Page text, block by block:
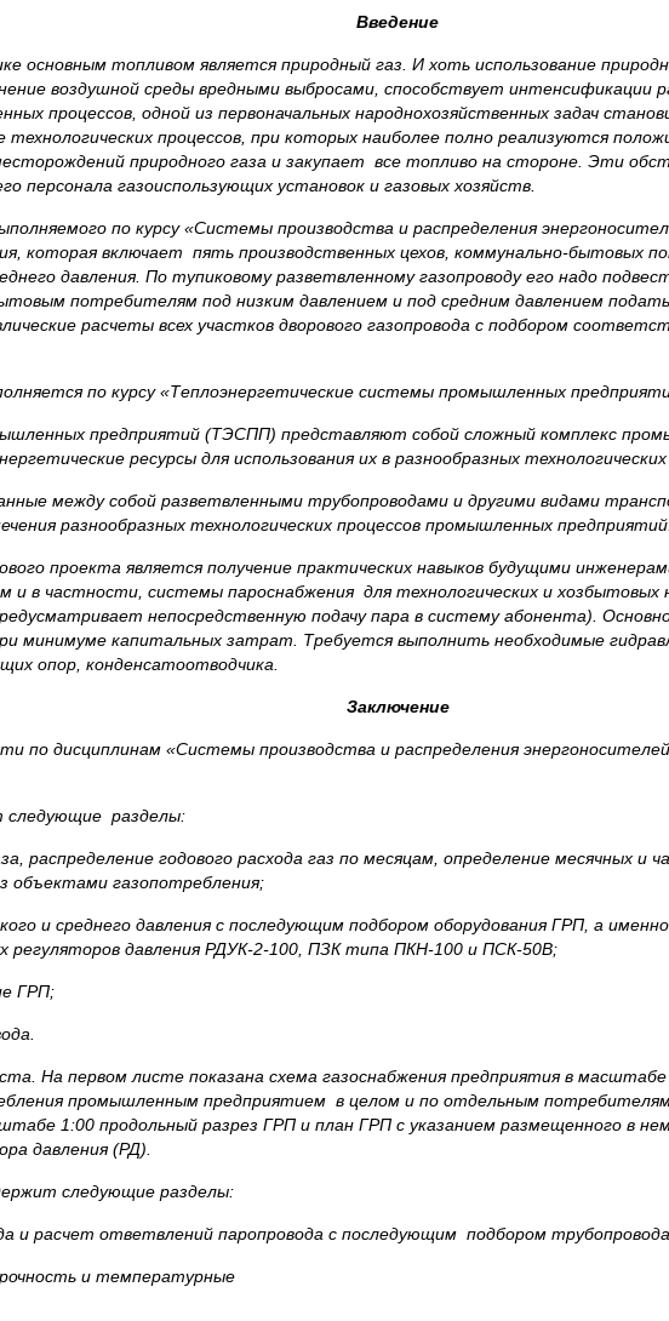
Введение
топливом является природный газ. И хоть использование
воздушной среды вредными выбросами, способствует
процессов, одной из первоначальных народнохозяйственных задач
технологических процессов, при которых наиболее полно реализуются
природного газа и закупает все топливо на стороне. Эти
персонала газоиспользующих установок и газовых хозяйств.
по курсу «Системы производства и распределения
которая включает пять производственных цехов, коммунально-бытовых
давления. По тупиковому разветвленному газопроводу его надо
потребителям под низким давлением и под средним давлением
расчеты всех участков дворового газопровода с подбором
по курсу «Теплоэнергетические системы промышленных
предприятий (ТЭСПП) представляют собой сложный комплекс
ресурсы для использования их в разнообразных технологических
между собой разветвленными трубопроводами и другими видами
разнообразных технологических процессов промышленных предприятий.
проекта является получение практических навыков будущими
и в частности, системы пароснабжения для технологических и
непосредственную подачу пара в систему абонента).
минимуме капитальных затрат. Требуется выполнить необходимые
опор, конденсатоотводчика.
Заключение
по дисциплинам «Системы производства и распределения
следующие разделы:
распределение годового расхода газ по месяцам, определение месячных и
объектами газопотребления;
и среднего давления с последующим подбором оборудования ГРП, а
давления РДУК-2-100, ПЗК типа ПКН-100 и ПСК-50В;
ГРП;
первом листе показана схема газоснабжения предприятия в
промышленным предприятием в целом и по отдельным
1:00 продольный разрез ГРП и план ГРП с указанием размещенного в
давления (РД).
следующие разделы:
и расчет ответвлений паропровода с последующим подбором
и температурные